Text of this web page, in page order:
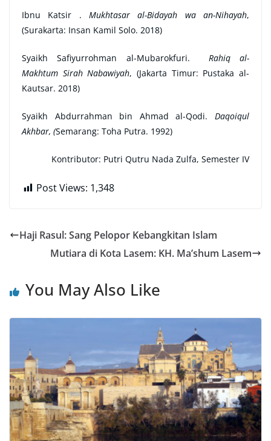
Ibnu Katsir . Mukhtasar al-Bidayah wa an-Nihayah,
(Surakarta: Insan Kamil Solo. 2018)
Syaikh Safiyurrohman al-Mubarokfuri. Rahiq al-
Makhtum Sirah Nabawiyah, (Jakarta Timur: Pustaka al-
Kautsar. 2018)
Syaikh Abdurrahman bin Ahmad al-Qodi. Daqoiqul
Akhbar, (Semarang: Toha Putra. 1992)
Kontributor: Putri Qutru Nada Zulfa, Semester IV
Post Views: 1,348
Haji Rasul: Sang Pelopor Kebangkitan Islam
Mutiara di Kota Lasem: KH. Ma’shum Lasem
You May Also Like